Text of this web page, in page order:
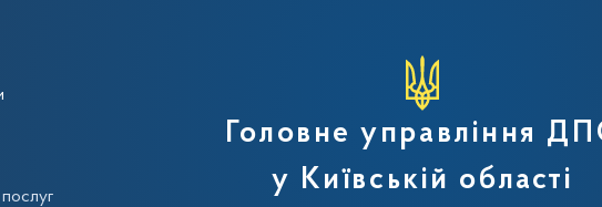
Державної податкової служби
Головне управління
у Київській області